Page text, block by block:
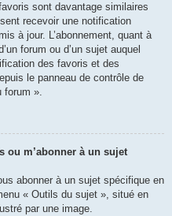
sont davantage similaires
recevoir une notification
à jour. L’abonnement, quant à
forum ou d’un sujet auquel
des favoris et des
le panneau de contrôle de
forum ».
ou m’abonner à un sujet
abonner à un sujet spécifique en
« Outils du sujet », situé en
par une image.